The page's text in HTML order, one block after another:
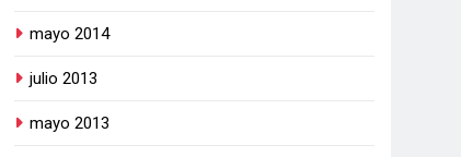
mayo 2014
julio 2013
mayo 2013